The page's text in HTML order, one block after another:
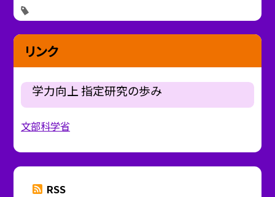
リンク
学力向上 指定研究の歩み
文部科学省
RSS